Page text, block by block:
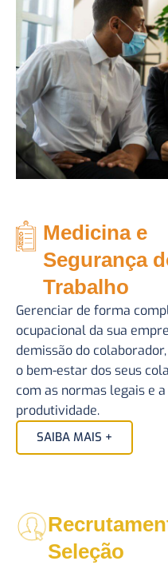
Medicina e
Segurança
Trabalho
Gerenciar de forma
ocupacional da sua
demissão do
o bem-estar dos seus
com as normas legais e
produtividade.
SAIBA MAIS +
Seleção